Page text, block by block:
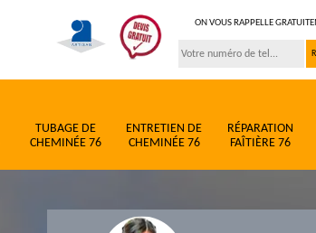
ON VOUS RAPPELLE
TUBAGE DE
CHEMINÉE 76
ENTRETIEN DE
CHEMINÉE 76
RÉPARATION
FAÎTIÈRE 76